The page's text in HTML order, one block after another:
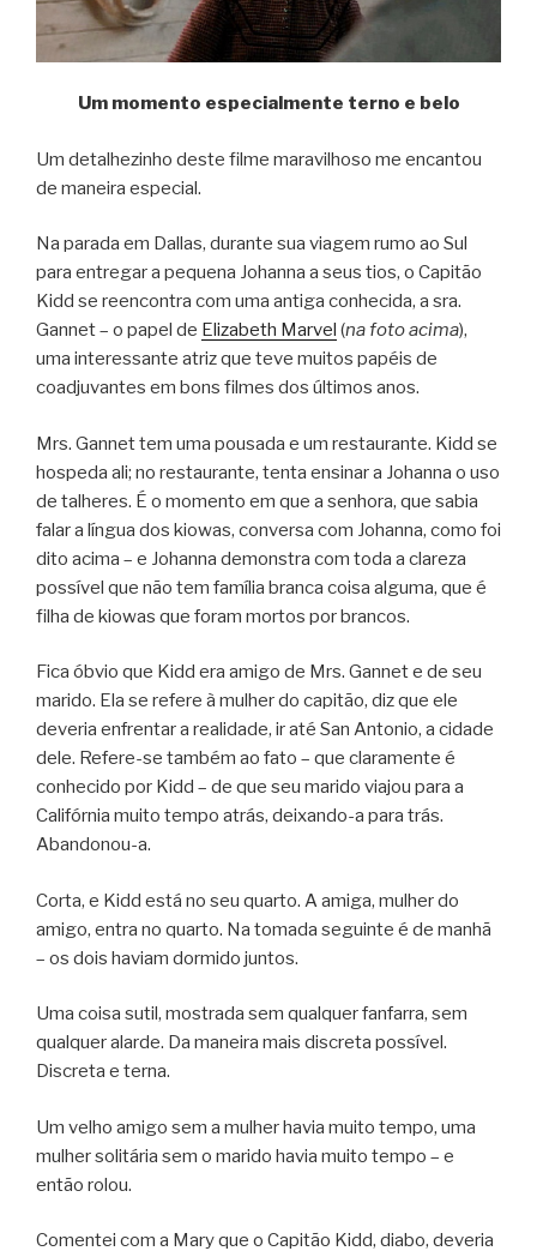
Um momento especialmente terno e belo
Um detalhezinho deste filme maravilhoso me encantou
de maneira especial.
Na parada em Dallas, durante sua viagem rumo ao Sul
para entregar a pequena Johanna a seus tios, o Capitão
Kidd se reencontra com uma antiga conhecida, a sra.
Gannet – o papel de Elizabeth Marvel (na foto acima),
uma interessante atriz que teve muitos papéis de
coadjuvantes em bons filmes dos últimos anos.
Mrs. Gannet tem uma pousada e um restaurante. Kidd se
hospeda ali; no restaurante, tenta ensinar a Johanna o uso
de talheres. É o momento em que a senhora, que sabia
falar a língua dos kiowas, conversa com Johanna, como foi
dito acima – e Johanna demonstra com toda a clareza
possível que não tem família branca coisa alguma, que é
filha de kiowas que foram mortos por brancos.
Fica óbvio que Kidd era amigo de Mrs. Gannet e de seu
marido. Ela se refere à mulher do capitão, diz que ele
deveria enfrentar a realidade, ir até San Antonio, a cidade
dele. Refere-se também ao fato – que claramente é
conhecido por Kidd – de que seu marido viajou para a
Califórnia muito tempo atrás, deixando-a para trás.
Abandonou-a.
Corta, e Kidd está no seu quarto. A amiga, mulher do
amigo, entra no quarto. Na tomada seguinte é de manhã
– os dois haviam dormido juntos.
Uma coisa sutil, mostrada sem qualquer fanfarra, sem
qualquer alarde. Da maneira mais discreta possível.
Discreta e terna.
Um velho amigo sem a mulher havia muito tempo, uma
mulher solitária sem o marido havia muito tempo – e
então rolou.
Comentei com a Mary que o Capitão Kidd, diabo, deveria